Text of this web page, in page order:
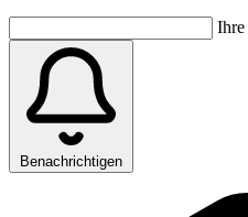
Ihre
Benachrichtigen